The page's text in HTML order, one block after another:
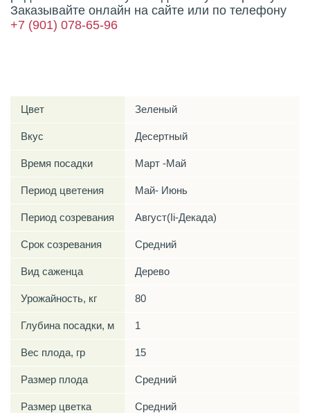
Заказывайте онлайн на сайте или по телефону
+7 (901) 078-65-96
Цвет Зеленый
Вкус Десертный
Время посадки Март -Май
Период цветения Май- Июнь
Период созревания Август(Ii-Декада)
Срок созревания Средний
Вид саженца Дерево
Урожайность, кг 80
Глубина посадки, м 1
Вес плода, гр 15
Размер плода Средний
Размер цветка Средний